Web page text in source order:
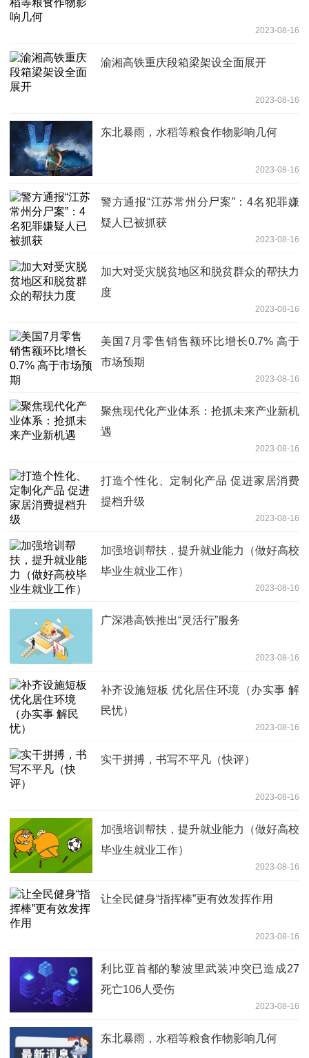
2023-08-16
渝湘高铁重庆段箱梁架设全面展开
2023-08-16
东北暴雨，水稻等粮食作物影响几何
2023-08-16
警方通报“江苏常州分尸案”：4名犯罪嫌
疑人已被抓获
2023-08-16
加大对受灾脱贫地区和脱贫群众的帮扶力
度
2023-08-16
美国7月零售销售额环比增长0.7% 高于
市场预期
2023-08-16
聚焦现代化产业体系：抢抓未来产业新机
遇
2023-08-16
打造个性化、定制化产品 促进家居消费
提档升级
2023-08-16
加强培训帮扶，提升就业能力（做好高校
毕业生就业工作）
2023-08-16
广深港高铁推出“灵活行”服务
2023-08-16
补齐设施短板 优化居住环境（办实事 解
民忧）
2023-08-16
实干拼搏，书写不平凡（快评）
2023-08-16
加强培训帮扶，提升就业能力（做好高校
毕业生就业工作）
2023-08-16
让全民健身“指挥棒”更有效发挥作用
2023-08-16
利比亚首都的黎波里武装冲突已造成27
死亡106人受伤
2023-08-16
东北暴雨，水稻等粮食作物影响几何